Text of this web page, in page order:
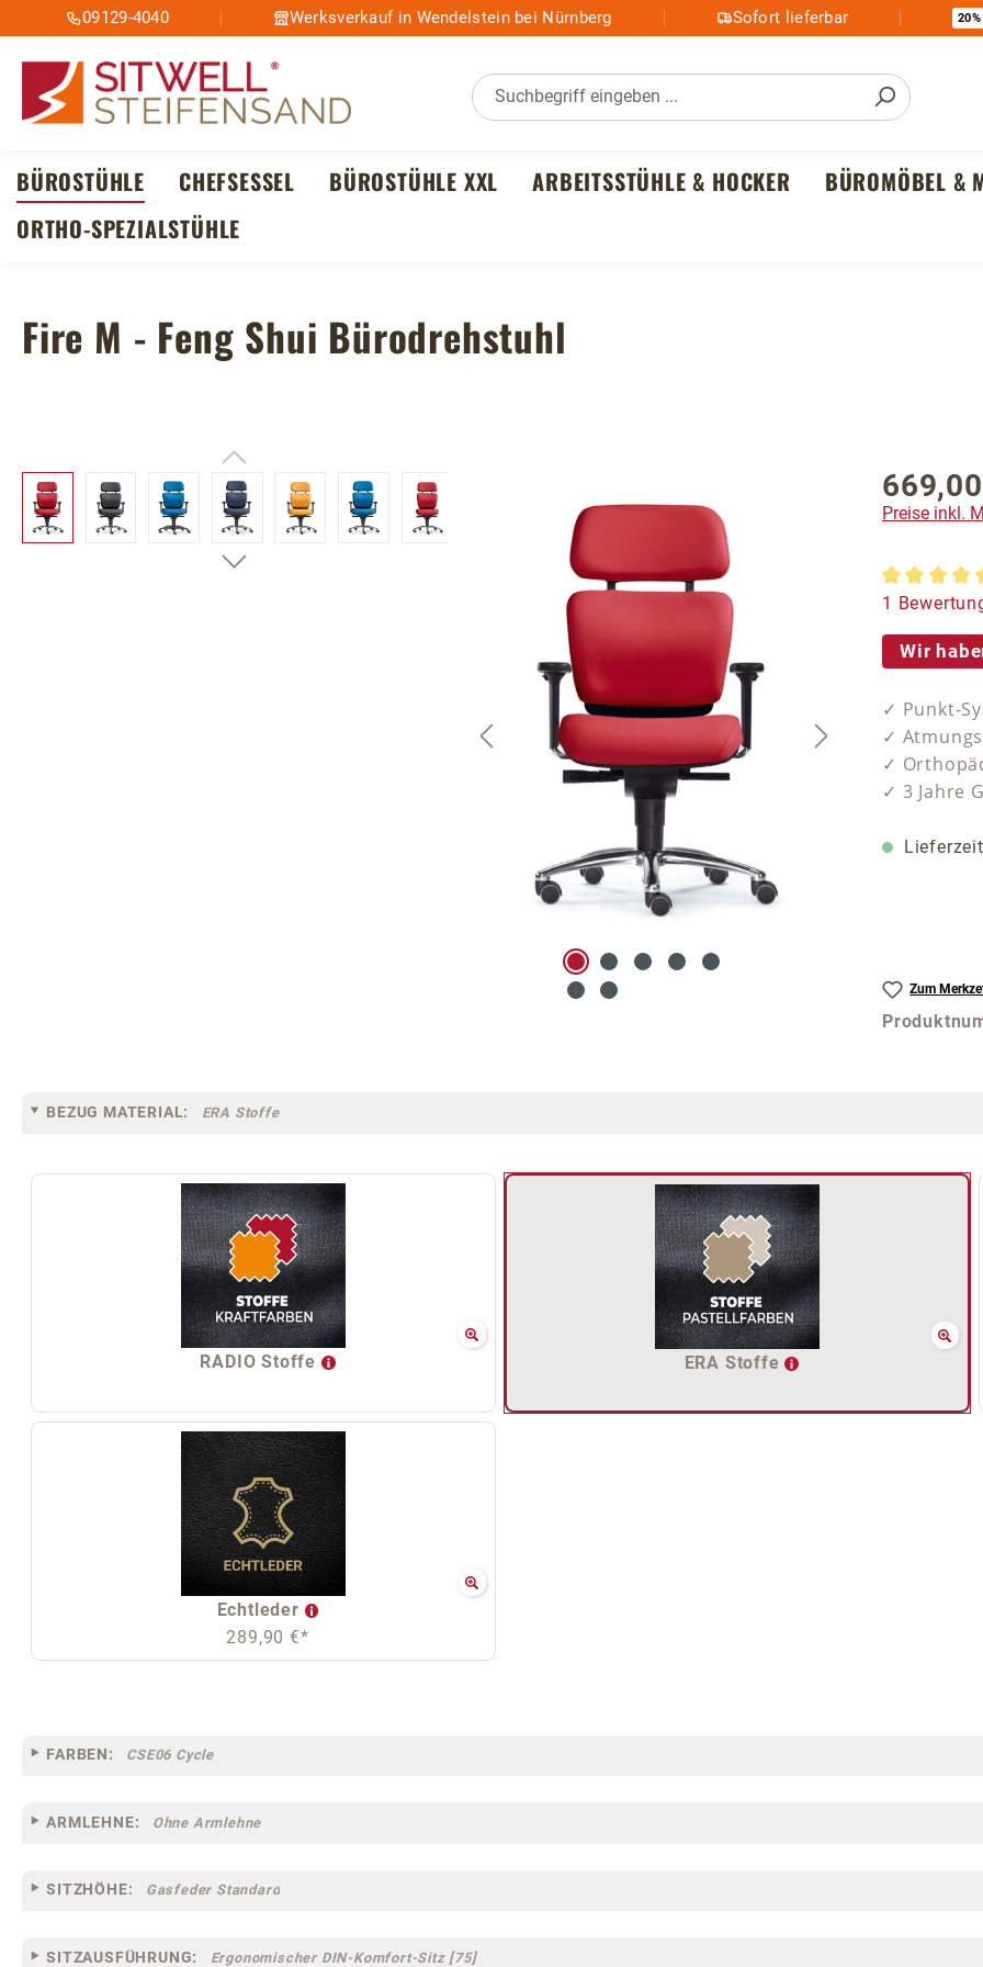
Hauptinhalt springen
Zur Suche springen
Zur Hauptnavigation springen
09129-4040 Werksverkauf in Wendelstein bei Nürnberg Sofort lieferbar 20%
BÜROSTÜHLE CHEFSESSEL BÜROSTÜHLE XXL ARBEITSSTÜHLE & HOCKER BÜROMÖBEL &
ORTHO-SPEZIALSTÜHLE
Fire M - Feng Shui Bürodrehstuhl
Bildergalerie überspringen Regulärer
Preise inkl.
1
Wir
✓ Punkt-
✓
✓
✓ 3 Jahre
Zum
BEZUG MATERIAL: ERA Stoffe
RADIO Stoffe ERA Stoffe
Echtleder
289,90 €*
FARBEN: CSE06 Cycle
ARMLEHNE: Ohne Armlehne
SITZHÖHE: Gasfeder Standard
SITZAUSFÜHRUNG: Ergonomischer DIN-Komfort-Sitz [75]